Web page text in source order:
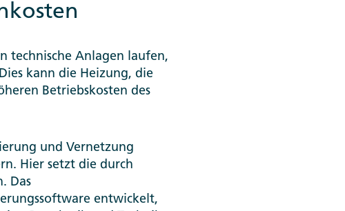
technische Anlagen laufen,
kann die Heizung, die
Betriebskosten des
und Vernetzung
Hier setzt die durch
Das
entwickelt,